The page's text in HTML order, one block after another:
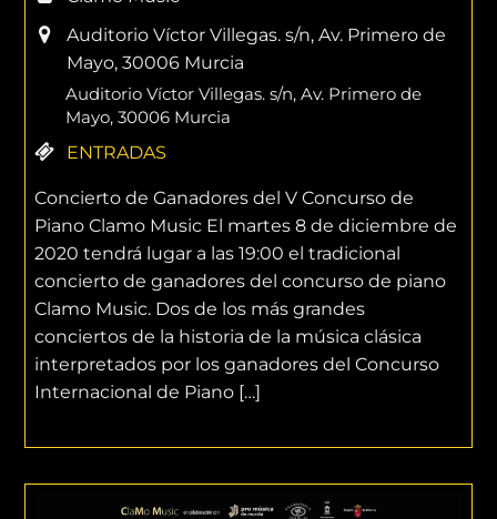
Auditorio Víctor Villegas. s/n, Av. Primero de
Mayo, 30006 Murcia
Auditorio Víctor Villegas. s/n, Av. Primero de
Mayo, 30006 Murcia
ENTRADAS
Concierto de Ganadores del V Concurso de
Piano Clamo Music El martes 8 de diciembre de
2020 tendrá lugar a las 19:00 el tradicional
concierto de ganadores del concurso de piano
Clamo Music. Dos de los más grandes
conciertos de la historia de la música clásica
interpretados por los ganadores del Concurso
Internacional de Piano […]